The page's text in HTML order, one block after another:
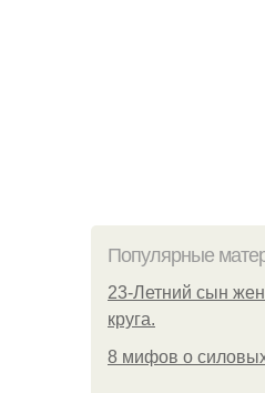
Популярные
23-Летний сын
круга.
8 мифов о